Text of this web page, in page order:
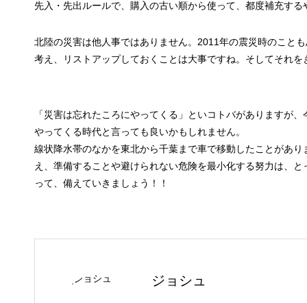
先入・先出ルールで、購入の古い順から使って、都度補充す
北陸の災害は他人事ではありません。2011年の震災時のこと
考え、リストアップしておくことは大事ですね。そしてそれ
「災害は忘れたころにやってくる」といコトバがありますが
やってくる時代と言っても良いかもしれません。
線状降水帯のなかを東北から千葉まで車で移動したことがあ
え、準備することや避けられない危険を最小化する努力は、
って、備えていきましょう！！
ジョシュ